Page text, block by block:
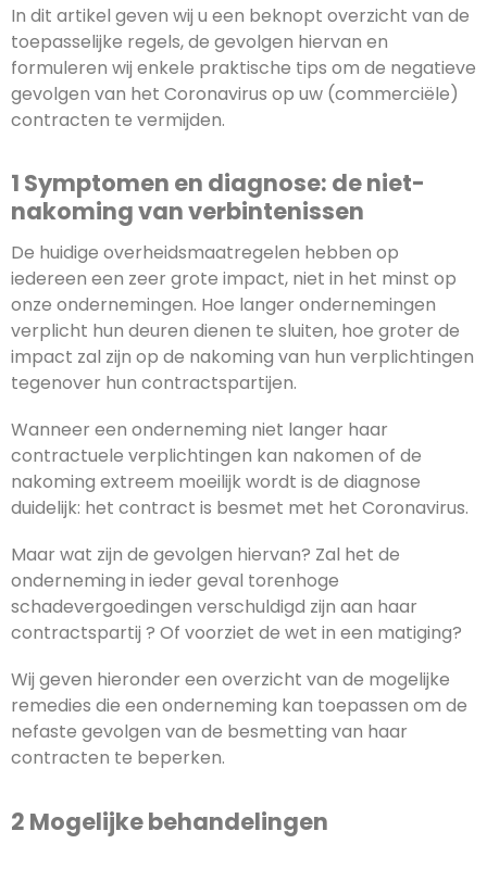
In dit artikel geven wij u een beknopt overzicht van de
toepasselijke regels, de gevolgen hiervan en
formuleren wij enkele praktische tips om de negatieve
gevolgen van het Coronavirus op uw (commerciële)
contracten te vermijden.
1 Symptomen en diagnose: de niet-
nakoming van verbintenissen
De huidige overheidsmaatregelen hebben op
iedereen een zeer grote impact, niet in het minst op
onze ondernemingen. Hoe langer ondernemingen
verplicht hun deuren dienen te sluiten, hoe groter de
impact zal zijn op de nakoming van hun verplichtingen
tegenover hun contractspartijen.
Wanneer een onderneming niet langer haar
contractuele verplichtingen kan nakomen of de
nakoming extreem moeilijk wordt is de diagnose
duidelijk: het contract is besmet met het Coronavirus.
Maar wat zijn de gevolgen hiervan? Zal het de
onderneming in ieder geval torenhoge
schadevergoedingen verschuldigd zijn aan haar
contractspartij ? Of voorziet de wet in een matiging?
Wij geven hieronder een overzicht van de mogelijke
remedies die een onderneming kan toepassen om de
nefaste gevolgen van de besmetting van haar
contracten te beperken.
2 Mogelijke behandelingen